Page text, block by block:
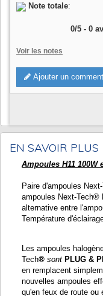
Note totale:
0/5 - 0
Voir les notes
Ajouter un
EN SAVOIR PLUS
Ampoules H11 100W
Paire d'ampoules
ampoules Next-Tech®
alternative entre
Température
Les ampoules
Tech® sont PLUG &
en remplacent
nouvelles ampoules
qu'en feux de route ou